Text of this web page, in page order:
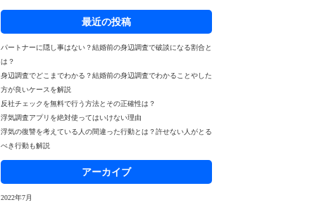
最近の投稿
パートナーに隠し事はない？結婚前の身辺調査で破談になる割合と
は？
身辺調査でどこまでわかる？結婚前の身辺調査でわかることやした
方が良いケースを解説
反社チェックを無料で行う方法とその正確性は？
浮気調査アプリを絶対使ってはいけない理由
浮気の復讐を考えている人の間違った行動とは？許せない人がとる
べき行動も解説
アーカイブ
2022年7月